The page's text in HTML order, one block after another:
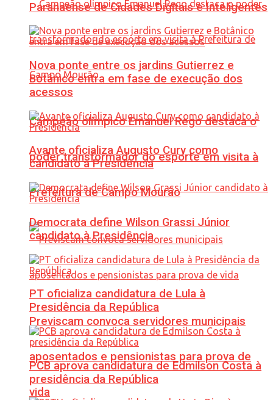
Campeão olímpico Emanuel Rego destaca o
poder transformador do esporte em visita à
Prefeitura de Campo Mourão
Previscam convoca servidores municipais
aposentados e pensionistas para prova de
vida
Paranaense de Cidades Digitais e Inteligentes
Nova ponte entre os jardins Gutierrez e
Botânico entra em fase de execução dos
acessos
Avante oficializa Augusto Cury como
candidato à Presidência
Democrata define Wilson Grassi Júnior
candidato à Presidência
PT oficializa candidatura de Lula à
Presidência da República
PCB aprova candidatura de Edmilson Costa à
presidência da República